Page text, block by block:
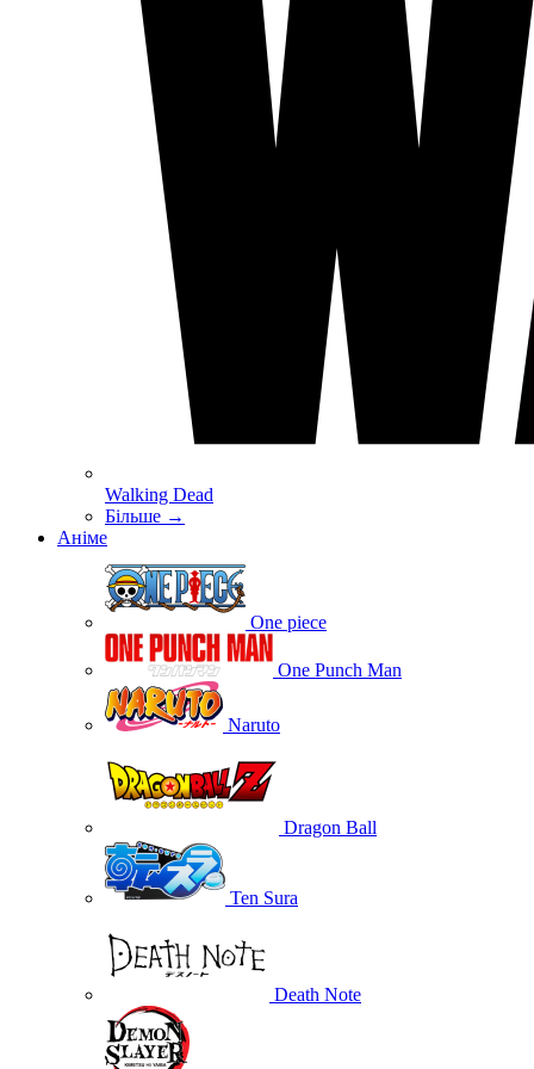
Walking Dead
Більше →
Аніме
One piece
One Punch Man
Naruto
Dragon Ball
Ten Sura
Death Note